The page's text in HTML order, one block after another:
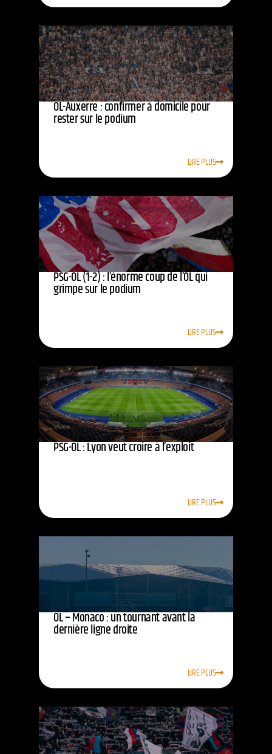
OL-Auxerre : confirmer à domicile pour
rester sur le podium
LIRE PLUS
PSG-OL (1-2) : l’énorme coup de l’OL qui
grimpe sur le podium
LIRE PLUS
PSG-OL : Lyon veut croire à l’exploit
LIRE PLUS
OL – Monaco : un tournant avant la
dernière ligne droite
LIRE PLUS